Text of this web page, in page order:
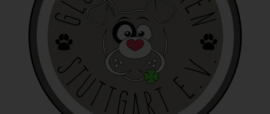
sich auf eine identifizierte oder identifizierbare natürliche
Person (im Folgenden "betroffene Person") beziehen. Als
identifizierbar wird eine natürliche Person angesehen, die
direkt oder indirekt, insbesondere mittels Zuordnung zu
einer Kennung wie einem Namen, zu einer Kennnummer,
zu Standortdaten, zu einer Online-Kennung oder zu
einem oder mehreren besonderen Merkmalen, die
Ausdruck der physischen, physiologischen, genetischen,
psychischen, wirtschaftlichen, kulturellen oder sozialen